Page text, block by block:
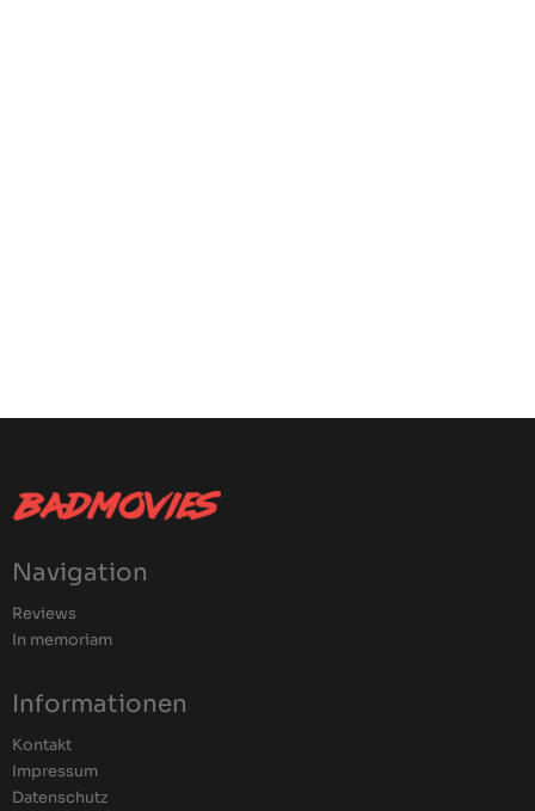
Navigation
Reviews
In memoriam
Informationen
Kontakt
Impressum
Datenschutz